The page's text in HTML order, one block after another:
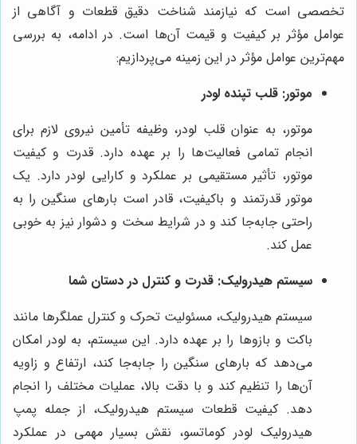
تخصصی است که نیازمند شناخت دقیق قطعات و آگاهی از
عوامل مؤثر بر کیفیت و قیمت آن‌ها است. در ادامه، به بررسی
مهم‌ترین عوامل مؤثر در این زمینه می‌پردازیم:
موتور: قلب تپنده لودر
موتور، به عنوان قلب لودر، وظیفه تأمین نیروی لازم برای
انجام تمامی فعالیت‌ها را بر عهده دارد. قدرت و کیفیت
موتور، تأثیر مستقیمی بر عملکرد و کارایی لودر دارد. یک
موتور قدرتمند و باکیفیت، قادر است بارهای سنگین را به
راحتی جابه‌جا کند و در شرایط سخت و دشوار نیز به خوبی
عمل کند.
سیستم هیدرولیک: قدرت و کنترل در دستان شما
سیستم هیدرولیک، مسئولیت تحرک و کنترل عملگرها مانند
باکت و بازوها را بر عهده دارد. این سیستم، به لودر امکان
می‌دهد که بارهای سنگین را جابه‌جا کند، ارتفاع و زاویه
آن‌ها را تنظیم کند و با دقت بالا، عملیات مختلف را انجام
دهد. کیفیت قطعات سیستم هیدرولیک، از جمله پمپ
هیدرولیک لودر کوماتسو، نقش بسیار مهمی در عملکرد